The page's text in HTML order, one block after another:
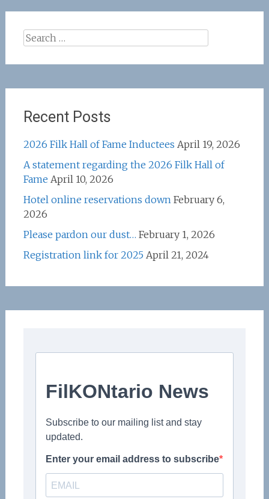
Search
Recent Posts
2026 Filk Hall of Fame Inductees April 19, 2026
A statement regarding the 2026 Filk Hall of
Fame April 10, 2026
Hotel online reservations down February 6,
2026
Please pardon our dust… February 1, 2026
Registration link for 2025 April 21, 2024